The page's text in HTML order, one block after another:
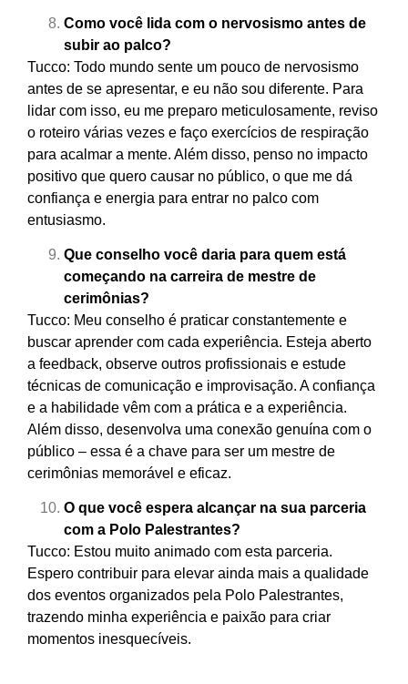
Como você lida com o nervosismo antes de
subir ao palco?
Tucco: Todo mundo sente um pouco de nervosismo
antes de se apresentar, e eu não sou diferente. Para
lidar com isso, eu me preparo meticulosamente, reviso
o roteiro várias vezes e faço exercícios de respiração
para acalmar a mente. Além disso, penso no impacto
positivo que quero causar no público, o que me dá
confiança e energia para entrar no palco com
entusiasmo.
Que conselho você daria para quem está
começando na carreira de mestre de
cerimônias?
Tucco: Meu conselho é praticar constantemente e
buscar aprender com cada experiência. Esteja aberto
a feedback, observe outros profissionais e estude
técnicas de comunicação e improvisação. A confiança
e a habilidade vêm com a prática e a experiência.
Além disso, desenvolva uma conexão genuína com o
público – essa é a chave para ser um mestre de
cerimônias memorável e eficaz.
O que você espera alcançar na sua parceria
com a Polo Palestrantes?
Tucco: Estou muito animado com esta parceria.
Espero contribuir para elevar ainda mais a qualidade
dos eventos organizados pela Polo Palestrantes,
trazendo minha experiência e paixão para criar
momentos inesquecíveis.